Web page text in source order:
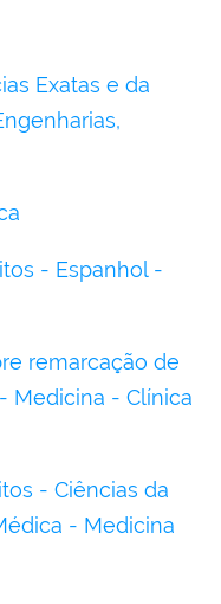
Exatas e da
- Espanhol -
remarcação de
Medicina - Clínica
- Ciências da
- Medicina